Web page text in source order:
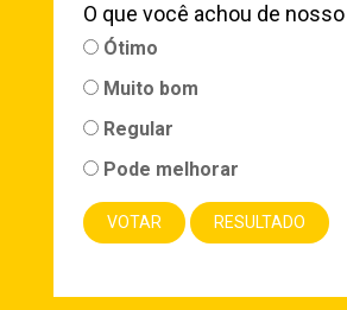
O que você achou de
Ótimo
Muito bom
Regular
Pode melhorar